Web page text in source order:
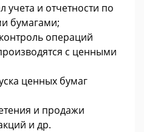
учета и отчетности по
бумагами;
операций
с ценными
ценных бумаг
и продажи
и др.